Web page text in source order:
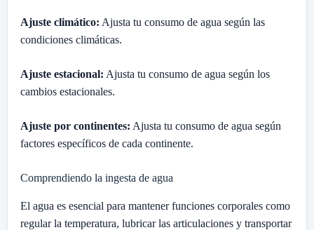
Ajuste climático: Ajusta tu consumo de agua según las
condiciones climáticas.
Ajuste estacional: Ajusta tu consumo de agua según los
cambios estacionales.
Ajuste por continentes: Ajusta tu consumo de agua según
factores específicos de cada continente.
Comprendiendo la ingesta de agua
El agua es esencial para mantener funciones corporales como
regular la temperatura, lubricar las articulaciones y transportar